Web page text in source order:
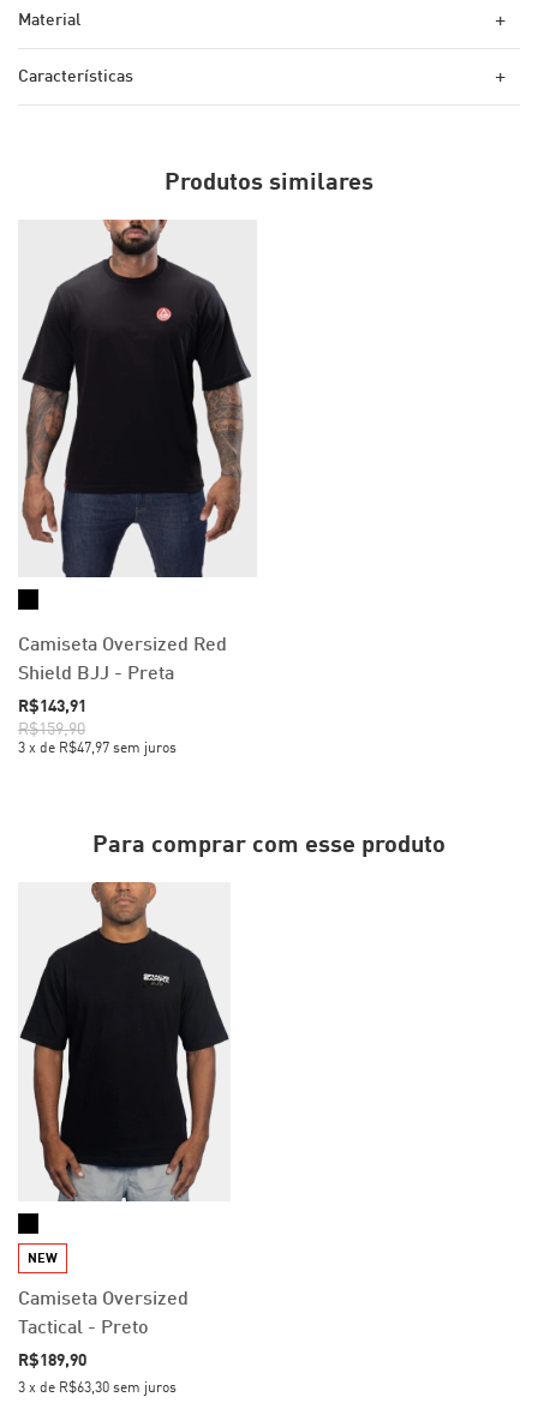
Material +
Características +
Produtos similares
Camiseta Oversized Red
Shield BJJ - Preta
R$143,91
R$159,90
3 x de R$47,97 sem juros
Para comprar com esse produto
NEW
Camiseta Oversized
Tactical - Preto
R$189,90
3 x de R$63,30 sem juros